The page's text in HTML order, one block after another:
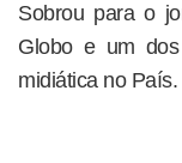
Sobrou para o
Globo e um dos
midiática no País.